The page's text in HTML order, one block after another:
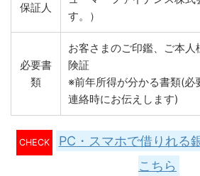
保証人
す。）
必要書
類
お客さまのご印鑑、ご本
険証
※前年所得が分かる書類(必
連絡時にお伝えします)
CHECK
PC・スマホで借りれる
こちら